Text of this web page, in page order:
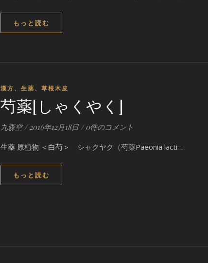
もっと読む
漢方、生薬、草根木皮
芍薬[しゃくやく]
九森空 / 2016年12月18日 / 0件のコメント
生薬 原植物 ＜白芍＞ シャクヤク（芍薬Paeonia lacti…
もっと読む